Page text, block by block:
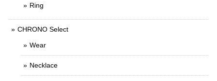
Ring
CHRONO Select
Wear
Necklace